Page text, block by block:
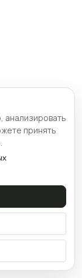
анализировать
принять